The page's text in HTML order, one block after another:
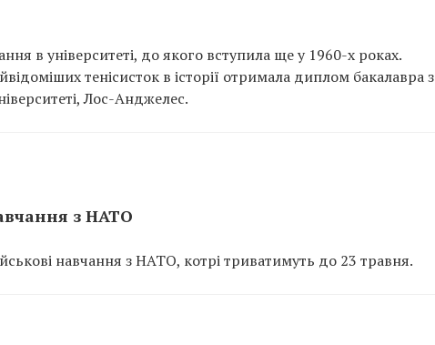
в університеті, до якого вступила ще у 1960-х роках.
тенісисток в історії отримала диплом бакалавра з
Лос-Анджелес.
з НАТО
навчання з НАТО, котрі триватимуть до 23 травня.